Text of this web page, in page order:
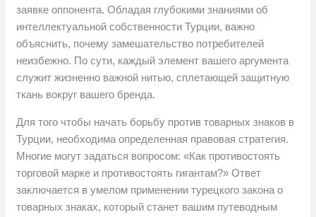
заявке оппонента. Обладая глубокими знаниями об
интеллектуальной собственности Турции, важно
объяснить, почему замешательство потребителей
неизбежно. По сути, каждый элемент вашего аргумента
служит жизненно важной нитью, сплетающей защитную
ткань вокруг вашего бренда.
Для того чтобы начать борьбу против товарных знаков в
Турции, необходима определенная правовая стратегия.
Многие могут задаться вопросом: «Как противостоять
торговой марке и противостоять гигантам?» Ответ
заключается в умелом применении турецкого закона о
товарных знаках, который станет вашим путеводным